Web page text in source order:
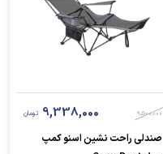
9,500,000
9,338,000 تومان
صندلی راحت نشین اسنو کمپ